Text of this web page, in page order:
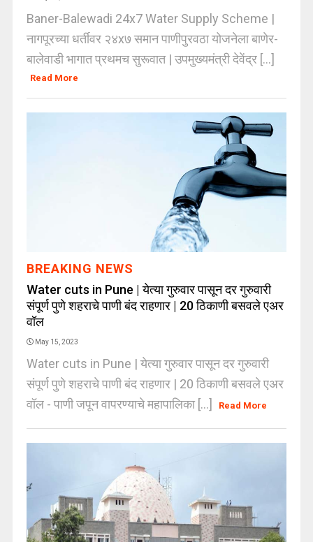
Baner-Balewadi 24x7 Water Supply Scheme |
नागपूरच्या धर्तीवर २४x७ समान पाणीपुरवठा योजनेला बाणेर-
बालेवाडी भागात प्रथमच सुरूवात | उपमुख्यमंत्री देवेंद्र [...]
Read More
BREAKING NEWS
Water cuts in Pune | येत्या गुरुवार पासून दर गुरुवारी
संपूर्ण पुणे शहराचे पाणी बंद राहणार | 20 ठिकाणी बसवले एअर
वॉल
May 15, 2023
Water cuts in Pune | येत्या गुरुवार पासून दर गुरुवारी
संपूर्ण पुणे शहराचे पाणी बंद राहणार | 20 ठिकाणी बसवले एअर
वॉल - पाणी जपून वापरण्याचे महापालिका [...]
Read More